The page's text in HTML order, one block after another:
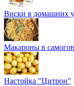
Виски в домашних
Макароны в
Настойка "Цитрон"